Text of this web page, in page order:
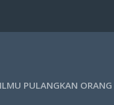
ILMU PULANGKAN ORANG